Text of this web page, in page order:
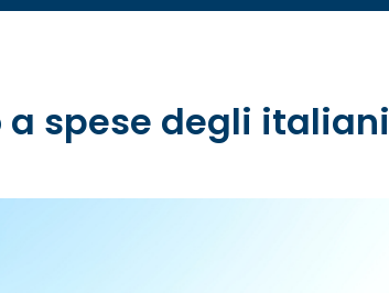
a spese degli italiani